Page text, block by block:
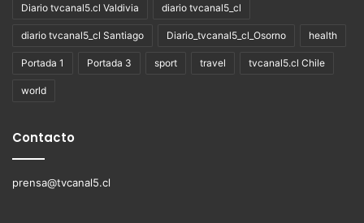
Diario tvcanal5.cl Valdivia diario tvcanal5_cl
diario tvcanal5_cl Santiago Diario_tvcanal5_cl_Osorno health
Portada 1 Portada 3 sport travel tvcanal5.cl Chile
world
Contacto
prensa@tvcanal5.cl